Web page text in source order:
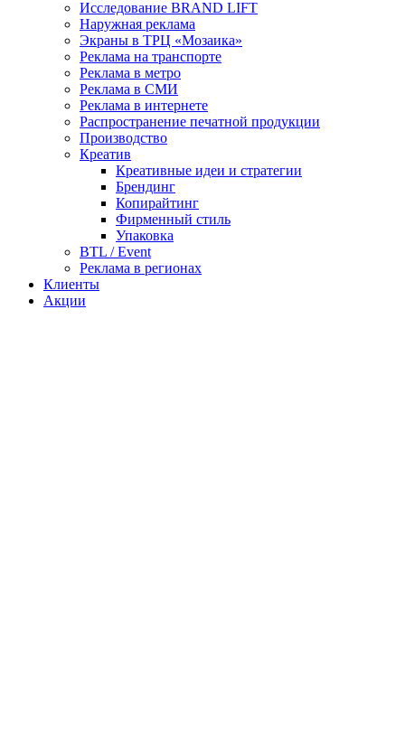
Исследование BRAND LIFT
Наружная реклама
Экраны в ТРЦ «Мозаика»
Реклама на транспорте
Реклама в метро
Реклама в СМИ
Реклама в интернете
Распространение печатной продукции
Производство
Креатив
Креативные идеи и стратегии
Брендинг
Копирайтинг
Фирменный стиль
Упаковка
BTL / Event
Реклама в регионах
Клиенты
Акции